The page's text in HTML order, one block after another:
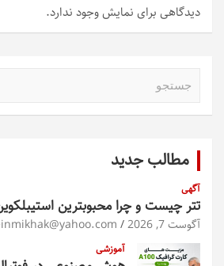
دیدگاهی برای نمایش وجود ندارد.
مطالب جدید
آگهی
تتر چیست و چرا محبوبترین
آگوست 7, 2026
آموزشی